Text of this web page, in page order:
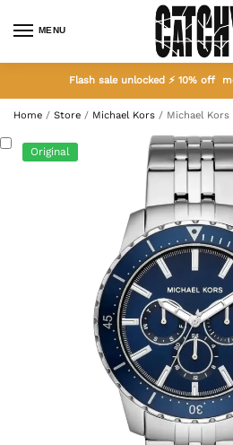
MENU
Flash sale unlocked ⚡ 10% off
Home / Store / Michael Kors / Michael Kors
Original